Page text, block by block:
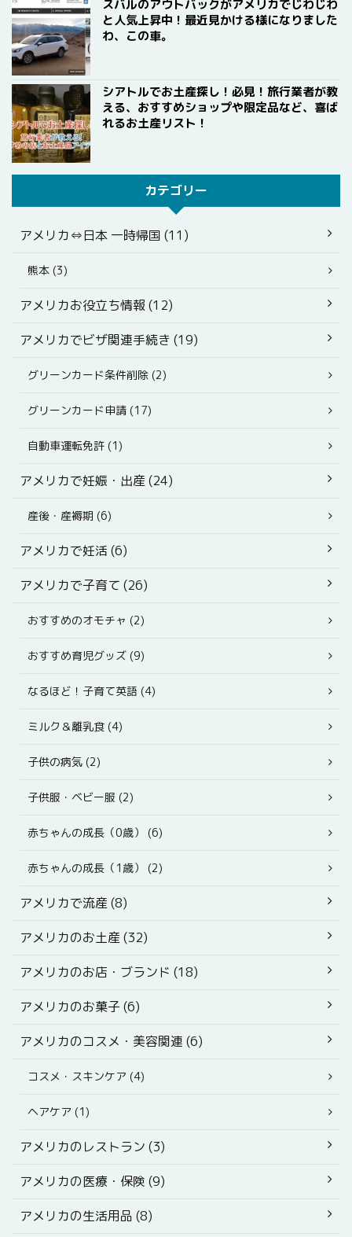
スバルのアウトバックがアメリカでじわじわ
と人気上昇中！最近見かける様になりました
わ、この車。
シアトルでお土産探し！必見！旅行業者が教
える、おすすめショップや限定品など、喜ば
れるお土産リスト！
カテゴリー
アメリカ⇔日本 一時帰国 (11)
熊本 (3)
アメリカお役立ち情報 (12)
アメリカでビザ関連手続き (19)
グリーンカード条件削除 (2)
グリーンカード申請 (17)
自動車運転免許 (1)
アメリカで妊娠・出産 (24)
産後・産褥期 (6)
アメリカで妊活 (6)
アメリカで子育て (26)
おすすめのオモチャ (2)
おすすめ育児グッズ (9)
なるほど！子育て英語 (4)
ミルク＆離乳食 (4)
子供の病気 (2)
子供服・ベビー服 (2)
赤ちゃんの成長（0歳） (6)
赤ちゃんの成長（1歳） (2)
アメリカで流産 (8)
アメリカのお土産 (32)
アメリカのお店・ブランド (18)
アメリカのお菓子 (6)
アメリカのコスメ・美容関連 (6)
コスメ・スキンケア (4)
ヘアケア (1)
アメリカのレストラン (3)
アメリカの医療・保険 (9)
アメリカの生活用品 (8)